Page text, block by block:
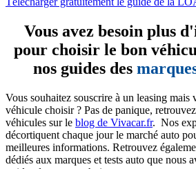
Vous avez besoin plus
pour choisir le bon
nos guides des
Vous souhaitez souscrire à un leasing mais
véhicule choisir ? Pas de panique,
véhicules sur le blog de Vivacar.fr. Nos
décortiquent chaque jour le marché auto
meilleures informations. Retrouvez
dédiés aux marques et tests auto que nous